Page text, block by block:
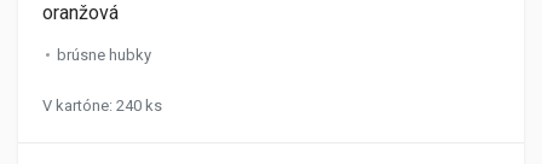
oranžová
brúsne hubky
V kartóne: 240 ks